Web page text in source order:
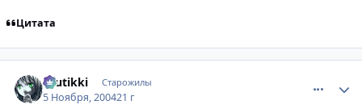
Цитата
tuutikki Старожилы
5 Ноября, 200421 г